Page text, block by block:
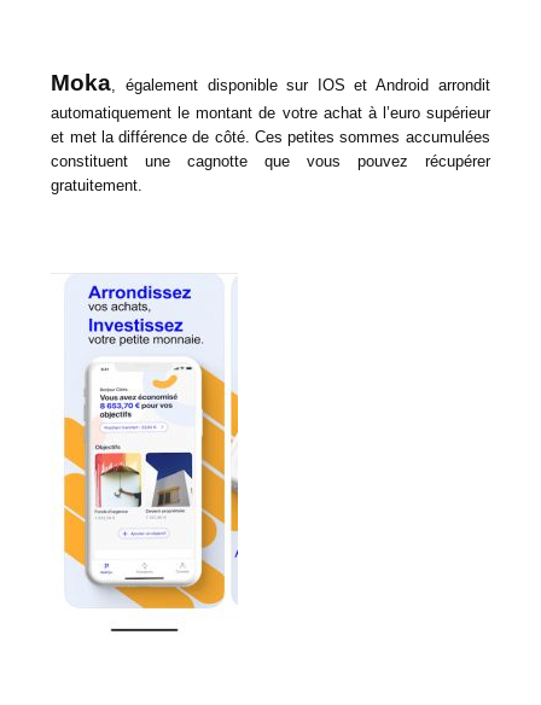
Moka , également disponible sur IOS et Android arrondit
automatiquement le montant de votre achat à l’euro supérieur
et met la différence de côté. Ces petites sommes accumulées
constituent une cagnotte que vous pouvez récupérer
gratuitement.